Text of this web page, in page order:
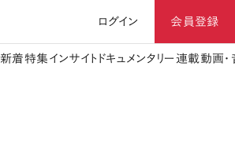
ログイン 会員登録
新着特集 インサイト ドキュメンタリー 連載動画